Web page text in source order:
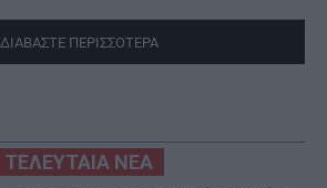
ΔΙΑΒΑΣΤΕ ΠΕΡΙΣΣΟΤΕΡΑ